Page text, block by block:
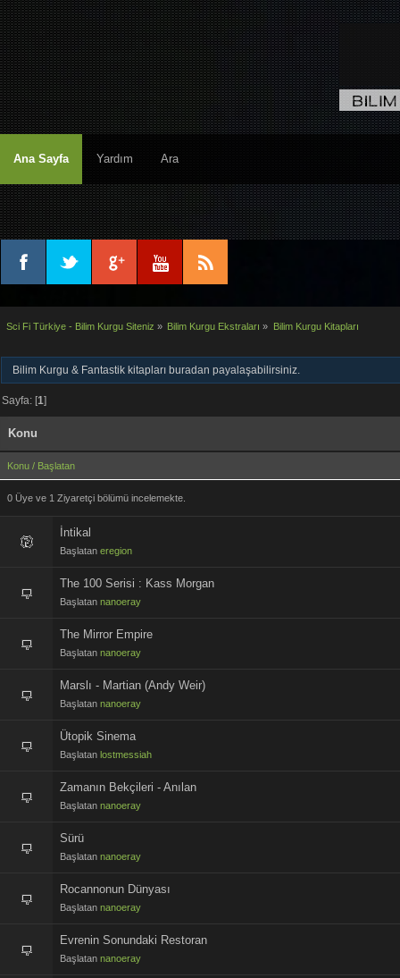
Ana Sayfa Yardım Ara
Sci Fi Türkiye - Bilim Kurgu Siteniz » Bilim Kurgu Ekstraları » Bilim Kurgu Kitapları
Bilim Kurgu & Fantastik kitapları buradan payalaşabilirsiniz.
Sayfa: [1]
Konu
Konu / Başlatan
0 Üye ve 1 Ziyaretçi bölümü incelemekte.
İntikal
Başlatan eregion
The 100 Serisi : Kass Morgan
Başlatan nanoeray
The Mirror Empire
Başlatan nanoeray
Marslı - Martian (Andy Weir)
Başlatan nanoeray
Ütopik Sinema
Başlatan lostmessiah
Zamanın Bekçileri - Anılan
Başlatan nanoeray
Sürü
Başlatan nanoeray
Rocannonun Dünyası
Başlatan nanoeray
Evrenin Sonundaki Restoran
Başlatan nanoeray